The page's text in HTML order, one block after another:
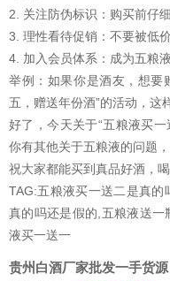
2. 关注防伪标识：购买前仔
3. 理性看待促销：不要被低
4. 加入会员体系：成为五粮
举例：如果你是酒友，想要
五，赠送年份酒”的活动，这
好了，今天关于“五粮液买
你有其他关于五粮液的问题
祝大家都能买到真品好酒，喝
TAG:五粮液买一送二是真
真的吗还是假的,五粮液送
液买一送一
贵州白酒厂家批发一手货